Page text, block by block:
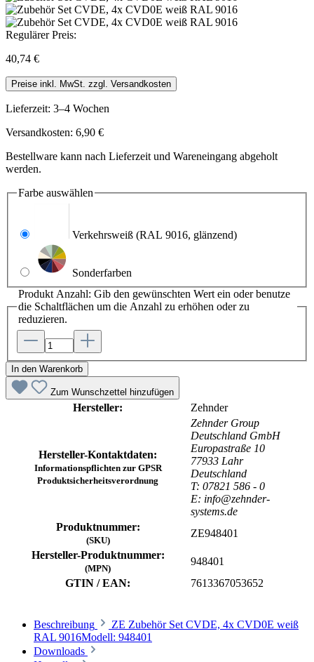
Regulärer Preis:
40,74 €
Preise inkl. MwSt. zzgl. Versandkosten
Lieferzeit: 3–4 Wochen
Versandkosten: 6,90 €
Bestellware kann nach Lieferzeit und Wareneingang abgeholt
werden.
Farbe auswählen
Verkehrsweiß (RAL 9016, glänzend)
Sonderfarben
Produkt Anzahl: Gib den gewünschten Wert ein oder benutze
die Schaltflächen um die Anzahl zu erhöhen oder zu
reduzieren.
In den Warenkorb
Zum Wunschzettel hinzufügen
Hersteller: Zehnder
Hersteller-Kontaktdaten:
Informationspflichten zur GPSR
Produktsicherheitsverordnung
Zehnder Group
Deutschland GmbH
Europastraße 10
77933 Lahr
Deutschland
T: 07821 586 - 0
E: info@zehnder-
systems.de
Produktnummer:
(SKU)
ZE948401
Hersteller-Produktnummer:
(MPN)
948401
GTIN / EAN:
7613367053652
Beschreibung
ZE Zubehör Set CVDE, 4x CVD0E weiß
RAL 9016Modell: 948401
Downloads